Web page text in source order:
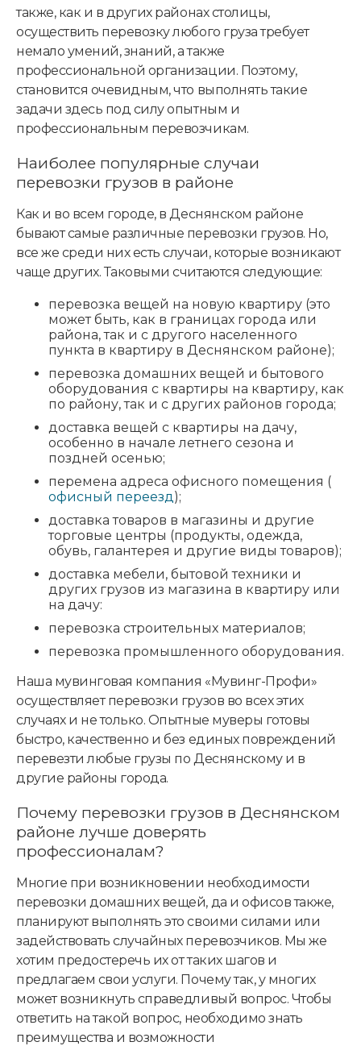
также, как и в других районах столицы,
осуществить перевозку любого груза требует
немало умений, знаний, а также
профессиональной организации. Поэтому,
становится очевидным, что выполнять такие
задачи здесь под силу опытным и
профессиональным перевозчикам.
Наиболее популярные случаи
перевозки грузов в районе
Как и во всем городе, в Деснянском районе
бывают самые различные перевозки грузов. Но,
все же среди них есть случаи, которые возникают
чаще других. Таковыми считаются следующие:
перевозка вещей на новую квартиру (это
может быть, как в границах города или
района, так и с другого населенного
пункта в квартиру в Деснянском районе);
перевозка домашних вещей и бытового
оборудования с квартиры на квартиру, как
по району, так и с других районов города;
доставка вещей с квартиры на дачу,
особенно в начале летнего сезона и
поздней осенью;
перемена адреса офисного помещения (
офисный переезд);
доставка товаров в магазины и другие
торговые центры (продукты, одежда,
обувь, галантерея и другие виды товаров);
доставка мебели, бытовой техники и
других грузов из магазина в квартиру или
на дачу:
перевозка строительных материалов;
перевозка промышленного оборудования.
Наша мувинговая компания «Мувинг-Профи»
осуществляет перевозки грузов во всех этих
случаях и не только. Опытные муверы готовы
быстро, качественно и без единых повреждений
перевезти любые грузы по Деснянскому и в
другие районы города.
Почему перевозки грузов в Деснянском
районе лучше доверять
профессионалам?
Многие при возникновении необходимости
перевозки домашних вещей, да и офисов также,
планируют выполнять это своими силами или
задействовать случайных перевозчиков. Мы же
хотим предостеречь их от таких шагов и
предлагаем свои услуги. Почему так, у многих
может возникнуть справедливый вопрос. Чтобы
ответить на такой вопрос, необходимо знать
преимущества и возможности